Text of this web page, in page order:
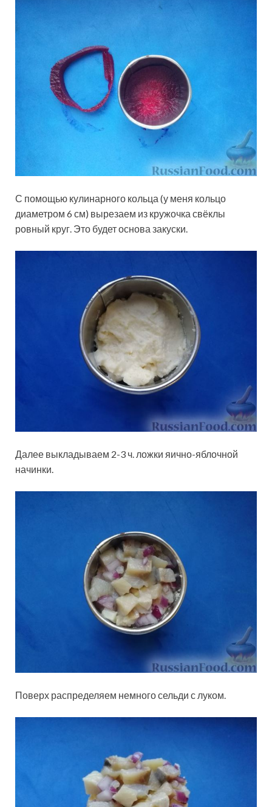
С помощью кулинарного кольца (у меня кольцо
диаметром 6 см) вырезаем из кружочка свёклы
ровный круг. Это будет основа закуски.
Далее выкладываем 2-3 ч. ложки яично-яблочной
начинки.
Поверх распределяем немного сельди с луком.